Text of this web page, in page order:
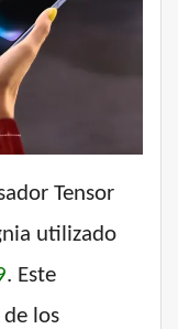
Tensor
utilizado
. Este
los